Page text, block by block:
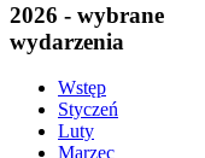
2026 - wybrane
wydarzenia
Wstęp
Styczeń
Luty
Marzec